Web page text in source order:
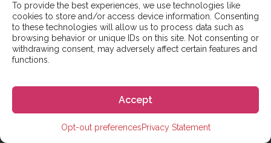
To provide the best experiences, we use technologies like
cookies to store and/or access device information. Consenting
to these technologies will allow us to process data such as
browsing behavior or unique IDs on this site. Not consenting or
withdrawing consent, may adversely affect certain features and
functions.
Accept
Opt-out preferencesPrivacy Statement
Todo, desde pedir un taxi hasta acceder a tu
cuenta bancaria y...